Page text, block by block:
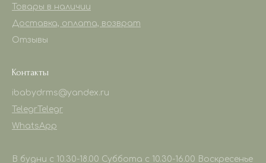
Товары в наличии
Доставка, оплата, возврат
Отзывы
Контакты
ibabydrms@yandex.ru
TelegrTelegr
WhatsApp
В будни с 10.30-18.00 Суббота с 10.30-16.00 Воскресенье